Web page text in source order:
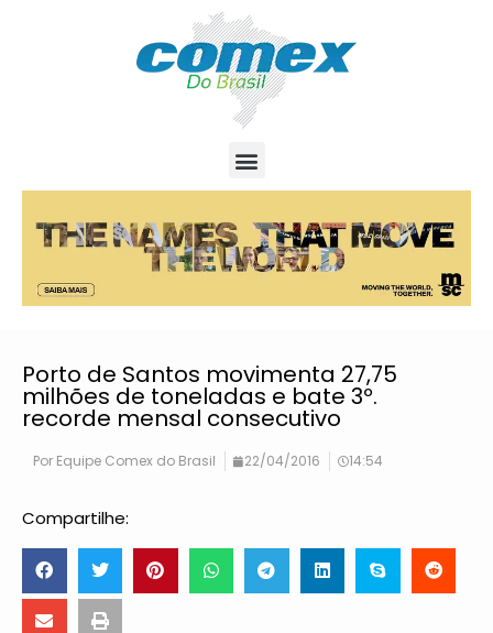
Porto de Santos movimenta 27,75
milhões de toneladas e bate 3º.
recorde mensal consecutivo
Por Equipe Comex do Brasil 22/04/2016 14:54
Compartilhe: